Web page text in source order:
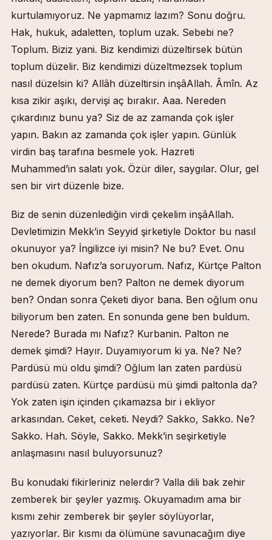
kurtulamıyoruz. Ne yapmamız lazım? Sonu doğru.
Hak, hukuk, adaletten, toplum uzak. Sebebi ne?
Toplum. Biziz yani. Biz kendimizi düzeltirsek bütün
toplum düzelir. Biz kendimizi düzeltmezsek toplum
nasıl düzelsin ki? Allâh düzeltirsin inşâAllah. Âmîn. Az
kısa zikir aşıkı, dervişi aç bırakır. Aaa. Nereden
çıkardınız bunu ya? Siz de az zamanda çok işler
yapın. Bakın az zamanda çok işler yapın. Günlük
virdin baş tarafına besmele yok. Hazreti
Muhammed’in salatı yok. Özür diler, saygılar. Olur, gel
sen bir virt düzenle bize.
Biz de senin düzenlediğin virdi çekelim inşâAllah.
Devletimizin Mekk’in Seyyid şirketiyle Doktor bu nasıl
okunuyor ya? İngilizce iyi misin? Ne bu? Evet. Onu
ben okudum. Nafız’a soruyorum. Nafız, Kürtçe Palton
ne demek diyorum ben? Palton ne demek diyorum
ben? Ondan sonra Çeketi diyor bana. Ben oğlum onu
biliyorum ben zaten. En sonunda gene ben buldum.
Nerede? Burada mı Nafız? Kurbanin. Palton ne
demek şimdi? Hayır. Duyamıyorum ki ya. Ne? Ne?
Pardüsü mü oldu şimdi? Oğlum lan zaten pardüsü
pardüsü zaten. Kürtçe pardüsü mü şimdi paltonla da?
Yok zaten işin içinden çıkamazsa bir i ekliyor
arkasından. Ceket, ceketi. Neydi? Sakko, Sakko. Ne?
Sakko. Hah. Söyle, Sakko. Mekk’in seşirketiyle
anlaşmasını nasıl buluyorsunuz?
Bu konudaki fikirleriniz nelerdir? Valla dili bak zehir
zemberek bir şeyler yazmış. Okuyamadım ama bir
kısmı zehir zemberek bir şeyler söylüyorlar,
yazıyorlar. Bir kısmı da ölümüne savunacağım diye